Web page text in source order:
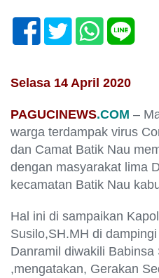
Selasa 14 April 2020
PAGUCINEWS.COM –
warga terdampak virus
dan Camat Batik Nau
dengan masyarakat lima
kecamatan Batik Nau
Hal ini di sampaikan
Susilo,SH.MH di
Danramil diwakili Babinsa
,mengatakan, Gerakan